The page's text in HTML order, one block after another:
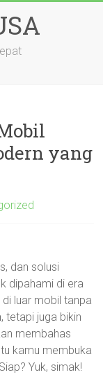
yang
dan solusi
dipahami di era
luar mobil tanpa
tetapi juga bikin
membahas
kamu membuka
Yuk, simak!